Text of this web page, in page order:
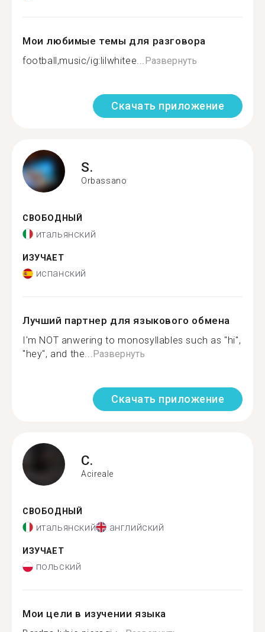
Мои любимые темы для разговора
football,music/ig:lilwhitee...Развернуть
Скачать приложение
S.
Orbassano
СВОБОДНЫЙ
итальянский
ИЗУЧАЕТ
испанский
Лучший партнер для языкового обмена
I'm NOT anwering to monosyllables such as "hi",
"hey", and the...Развернуть
Скачать приложение
C.
Acireale
СВОБОДНЫЙ
итальянский английский
ИЗУЧАЕТ
польский
Мои цели в изучении языка